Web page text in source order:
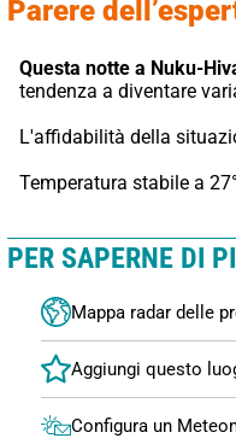
Parere
Questa notte a Nuku-
tendenza a diventare
L'affidabilità della
Temperatura stabile a
PER SAPERNE DI
Mappa radar delle
Configura un